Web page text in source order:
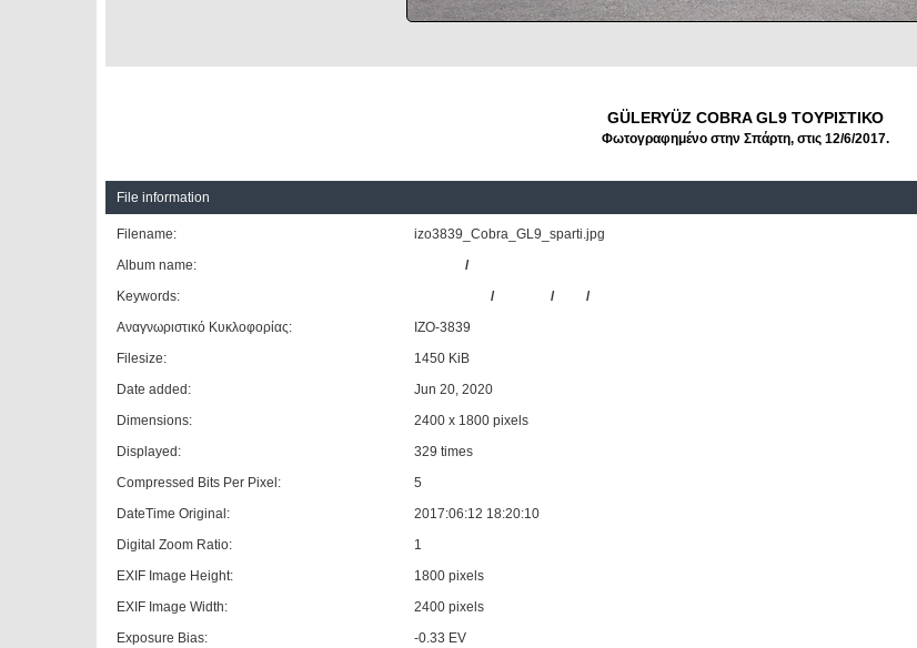
GÜLERYÜZ COBRA GL9 ΤΟΥΡΙΣΤΙΚΟ
Φωτογραφημένο στην Σπάρτη, στις 12/6/2017.
File information
Filename:
izo3839_Cobra_GL9_sparti.jpg
Album name:
/
Keywords:
/ / /
Αναγνωριστικό Κυκλοφορίας:
ΙΖΟ-3839
Filesize:
1450 KiB
Date added:
Jun 20, 2020
Dimensions:
2400 x 1800 pixels
Displayed:
329 times
Compressed Bits Per Pixel:
5
DateTime Original:
2017:06:12 18:20:10
Digital Zoom Ratio:
1
EXIF Image Height:
1800 pixels
EXIF Image Width:
2400 pixels
Exposure Bias:
-0.33 EV